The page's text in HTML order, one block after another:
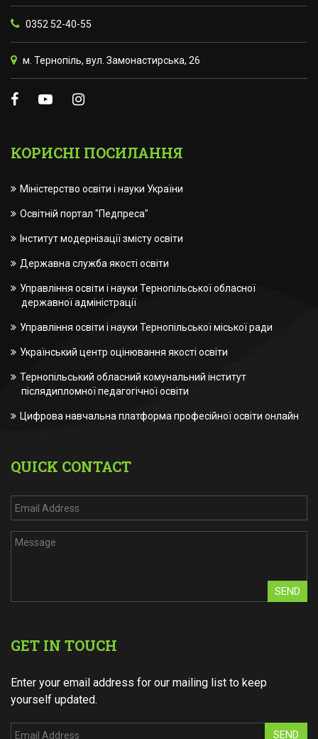
0352 52-40-55
м. Тернопіль, вул. Замонастирська, 26
КОРИСНІ ПОСИЛАННЯ
Міністерство освіти і науки України
Освітній портал "Педпреса"
Інститут модернізації змісту освіти
Державна служба якості освіти
Управління освіти і науки Тернопільської обласної
державної адміністрації
Управління освіти і науки Тернопільської міської ради
Український центр оцінювання якості освіти
Тернопільський обласний комунальний інститут
післядипломної педагогічної освіти
Цифрова навчальна платформа професійної освіти онлайн
QUICK CONTACT
SEND
GET IN TOUCH
Enter your email address for our mailing list to keep
yourself updated.
SEND